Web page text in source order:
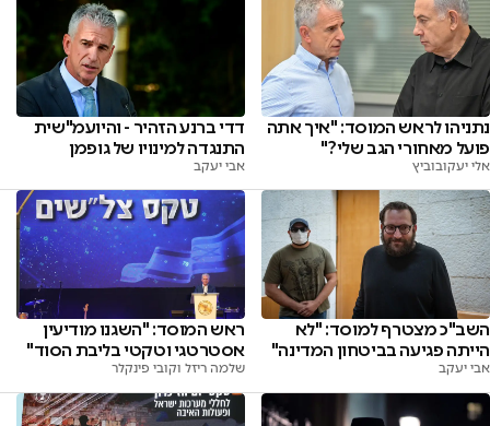
נתניהו לראש המוסד: "איך אתה
פועל מאחורי הגב שלי?"
אלי יעקובוביץ
דדי ברנע הזהיר - והיועמ"שית
התנגדה למינויו של גופמן
אבי יעקב
השב"כ מצטרף למוסד: "לא
הייתה פגיעה בביטחון המדינה"
אבי יעקב
ראש המוסד: "השגנו מודיעין
אסטרטגי וטקטי בליבת הסוד"
שלמה ריזל וקובי פינקלר